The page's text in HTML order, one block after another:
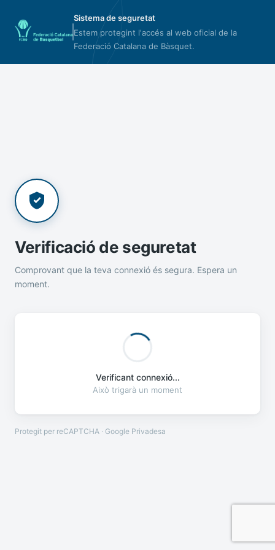
Sistema de seguretat
Estem protegint l'accés al web oficial de la
Federació Catalana de Bàsquet.
Verificació de seguretat
Comprovant que la teva connexió és segura. Espera un
moment.
Verificant connexió...
Això trigarà un moment
Protegit per reCAPTCHA · Google Privadesa